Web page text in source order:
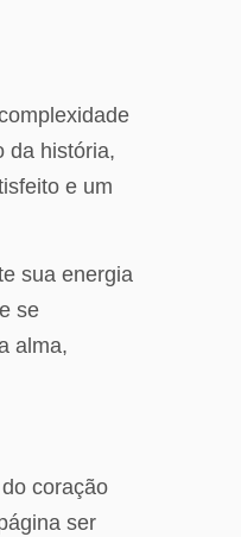
da história,
e um
sua energia
se
alma,
coração
ser